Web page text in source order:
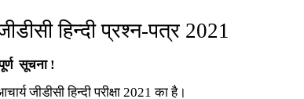
हिन्‍दी प्रश्‍न-पत्र 2021
सूचना !
जीडीसी हिन्‍दी परीक्षा 2021 का है।